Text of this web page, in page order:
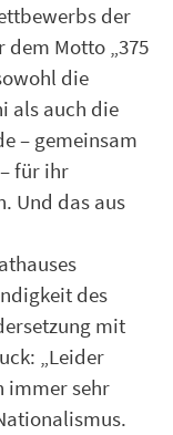
der
Motto „375
die
als auch die
– gemeinsam
für ihr
Und das aus
des
mit
„Leider
immer sehr